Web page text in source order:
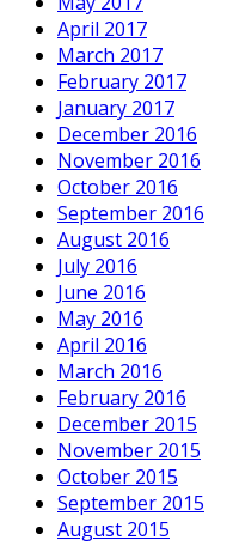
April 2017
March 2017
February 2017
January 2017
December 2016
November 2016
October 2016
September 2016
August 2016
July 2016
June 2016
May 2016
April 2016
March 2016
February 2016
December 2015
November 2015
October 2015
September 2015
August 2015